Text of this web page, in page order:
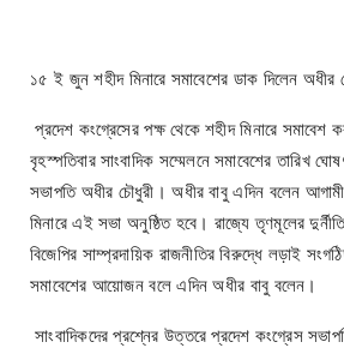
১৫ ই জুন শহীদ মিনারে সমাবেশের ডাক দিলেন অধীর
প্রদেশ কংগ্রেসের পক্ষ থেকে শহীদ মিনারে সমাবেশ
বৃহস্পতিবার সাংবাদিক সম্মেলনে সমাবেশের তারিখ
সভাপতি অধীর চৌধুরী। অধীর বাবু এদিন বলেন
মিনারে এই সভা অনুষ্ঠিত হবে। রাজ্যে তৃণমূলের
বিজেপির সাম্প্রদায়িক রাজনীতির বিরুদ্ধে লড়াই
সমাবেশের আয়োজন বলে এদিন অধীর বাবু বলেন।
সাংবাদিকদের প্রশ্নের উত্তরে প্রদেশ কংগ্রেস